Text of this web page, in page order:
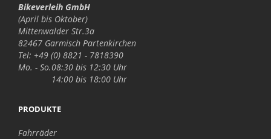
Bikeverleih GmbH
(April bis Oktober)
Mittenwalder Str.3a
82467 Garmisch Partenkirchen
Tel: +49 (0) 8821 - 7818390
Mo. - So.08:30 bis 12:30 Uhr
14:00 bis 18:00 Uhr
PRODUKTE
Fahrräder